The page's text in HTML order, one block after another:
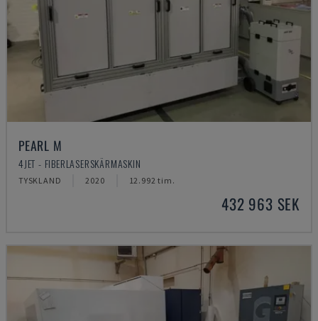
PEARL M
4JET - FIBERLASERSKÄRMASKIN
TYSKLAND 2020 12.992 tim.
432 963 SEK